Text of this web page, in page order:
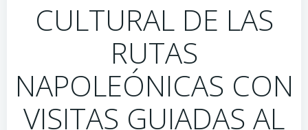
CULTURAL DE LAS
RUTAS
NAPOLEÓNICAS CON
VISITAS GUIADAS AL